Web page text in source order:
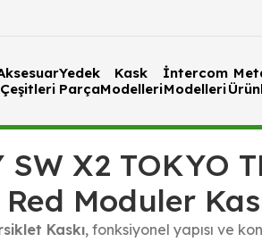
Çeşitleri
Yedek
Parça
Kask
Modelleri
İntercom
Modelleri
SW X2 TOKYO
Moduler
Kaskı, fonksiyonel yapısı ve